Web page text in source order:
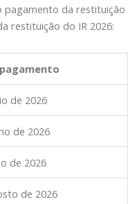
pagamento da restituição
restituição do IR 2026:
de 2026
de 2026
de 2026
de 2026